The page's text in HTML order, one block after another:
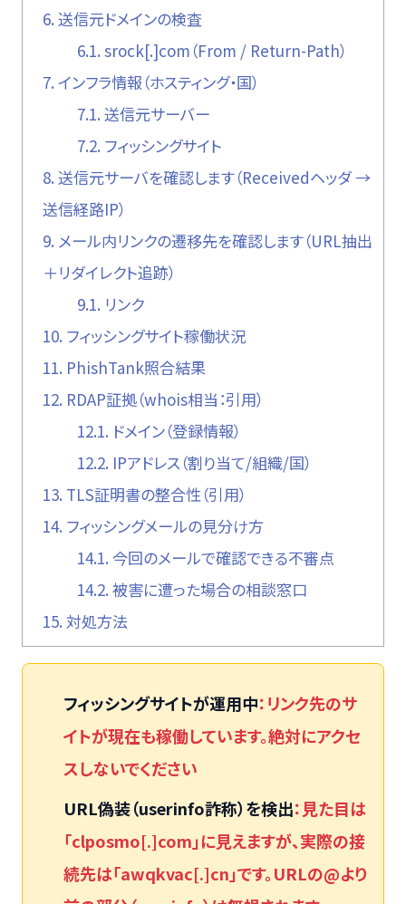
6. 送信元ドメインの検査
6.1. srock[.]com（From / Return-Path）
7. インフラ情報（ホスティング・国）
7.1. 送信元サーバー
7.2. フィッシングサイト
8. 送信元サーバを確認します（Receivedヘッダ →
送信経路IP）
9. メール内リンクの遷移先を確認します（URL抽出
＋リダイレクト追跡）
9.1. リンク
10. フィッシングサイト稼働状況
11. PhishTank照合結果
12. RDAP証拠（whois相当：引用）
12.1. ドメイン（登録情報）
12.2. IPアドレス（割り当て/組織/国）
13. TLS証明書の整合性（引用）
14. フィッシングメールの見分け方
14.1. 今回のメールで確認できる不審点
14.2. 被害に遭った場合の相談窓口
15. 対処方法
フィッシングサイトが運用中：リンク先のサ
イトが現在も稼働しています。絶対にアクセ
スしないでください
URL偽装（userinfo詐称）を検出：見た目は
「clposmo[.]com」に見えますが、実際の接
続先は「awqkvac[.]cn」です。URLの@より